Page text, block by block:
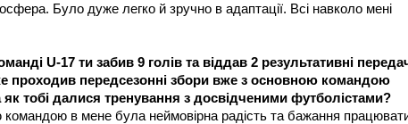
Було дуже легко й зручно в адаптації. Всі навколо мені
U-17 ти забив 9 голів та віддав 2 результативні
проходив передсезонні збори вже з основною командою
як тобі далися тренування з досвідченими футболістами?
в мене була неймовірна радість та бажання